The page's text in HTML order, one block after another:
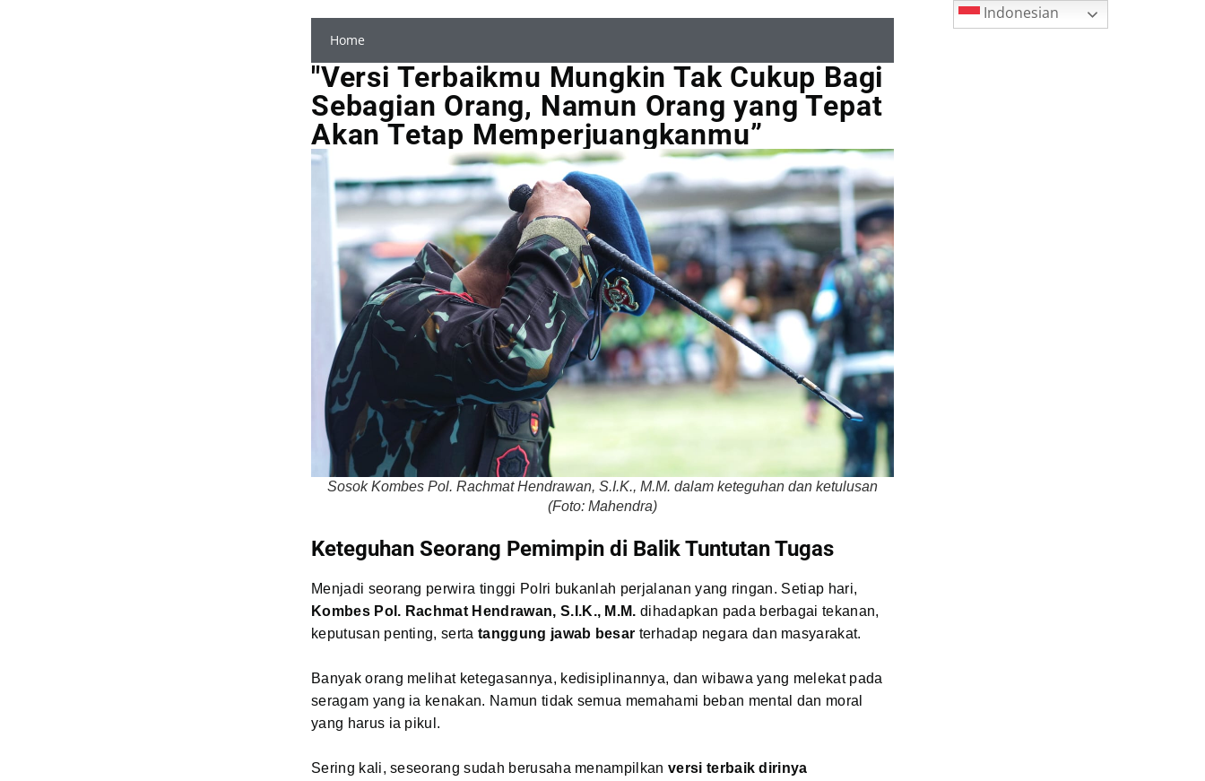
Home
"Versi Terbaikmu Mungkin Tak Cukup Bagi
Sebagian Orang, Namun Orang yang Tepat
Akan Tetap Memperjuangkanmu”
Sosok Kombes Pol. Rachmat Hendrawan, S.I.K., M.M. dalam keteguhan dan ketulusan
(Foto: Mahendra)
Keteguhan Seorang Pemimpin di Balik Tuntutan Tugas
Menjadi seorang perwira tinggi Polri bukanlah perjalanan yang ringan. Setiap hari,
Kombes Pol. Rachmat Hendrawan, S.I.K., M.M. dihadapkan pada berbagai tekanan,
keputusan penting, sertatanggung jawab besar terhadap negara dan masyarakat.
Banyak orang melihat ketegasannya, kedisiplinannya, dan wibawa yang melekat pada
seragam yang ia kenakan. Namun tidak semua memahami beban mental dan moral
yang harus ia pikul.
Sering kali, seseorang sudah berusaha menampilkan versi terbaik dirinya
Indonesian